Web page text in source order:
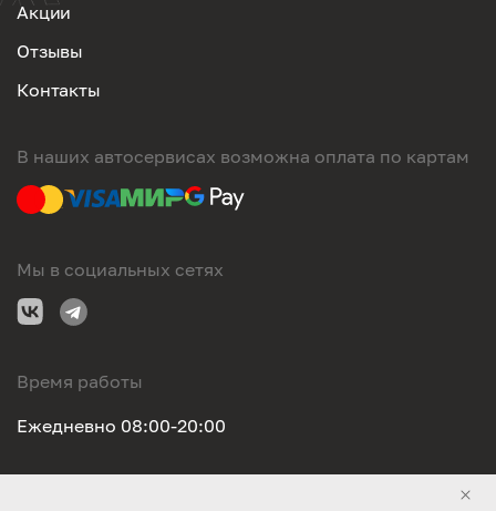
Акции
Отзывы
Контакты
В наших автосервисах возможна оплата по картам
Мы в социальных сетях
Время работы
Ежедневно 08:00-20:00